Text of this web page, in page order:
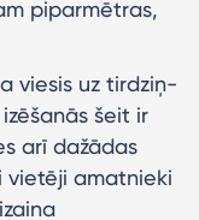
piparmētras,
viesis uz tirdziņ-
šeit ir
arī dažādas
vietēji amatnieki